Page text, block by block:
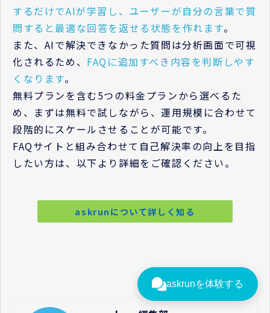
するだけでAIが学習し、ユーザーが自分の言葉で質
問すると最適な回答を返せる状態を作れます。
また、AIで解決できなかった質問は分析画面で可視
化されるため、 FAQに追加すべき内容を判断しやす
くなります。
無料プランを含む5つの料金プランから選べるた
め、まずは無料で試しながら、運用規模に合わせて
段階的にスケールさせることが可能です。
FAQサイトと組み合わせて自己解決率の向上を目指
したい方は、以下より詳細をご確認ください。
askrunについて詳しく知る